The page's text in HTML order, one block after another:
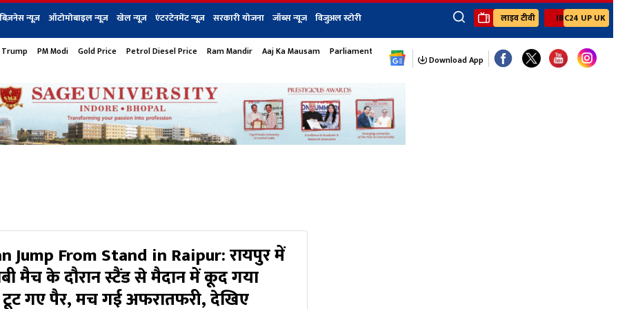
बिज़नेस न्यूज़ ऑटोमोबाइल न्यूज़ खेल न्यूज़ एंटरटेनमेंट न्यूज़ सरकारी योजना जॉब्स न्यूज विजुअल स्टोरी
×
बिज़नेस टेक न्यूज धर्म ऑटोमोबाइल एंटरटेनमेंट खेल जॉब्स न्यूज Youtube Channels
लाइव टीवी IBC24 UP UK
PM Modi Gold Price Petrol Diesel Price Ram Mandir Aaj Ka Mausam Parliament Monsoon Session
Download App
Jump From Stand in Raipur: रायपुर में
मैच के दौरान स्टैंड से मैदान में कूद गया
गए पैर, मच गई अफरातफरी, देखिए